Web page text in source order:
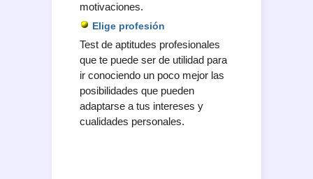
motivaciones.
Elige profesión
Test de aptitudes profesionales
que te puede ser de utilidad para
ir conociendo un poco mejor las
posibilidades que pueden
adaptarse a tus intereses y
cualidades personales.